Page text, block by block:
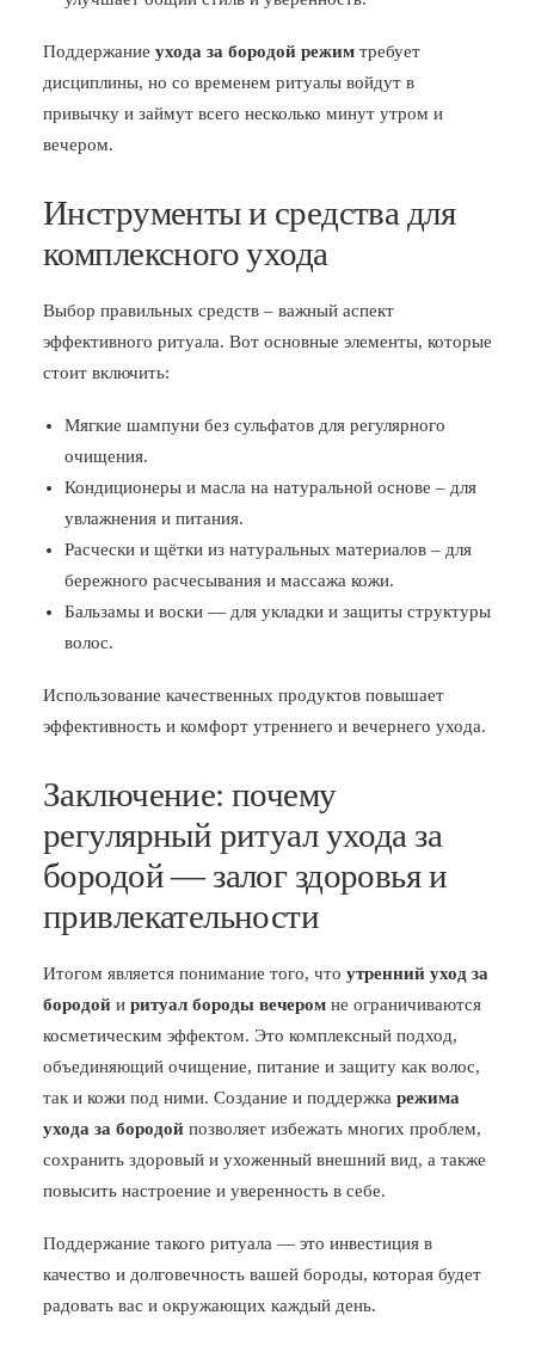
Поддержание ухода за бородой режим требует
дисциплины, но со временем ритуалы войдут в
привычку и займут всего несколько минут утром и
вечером.
Инструменты и средства для
комплексного ухода
Выбор правильных средств – важный аспект
эффективного ритуала. Вот основные элементы, которые
стоит включить:
Мягкие шампуни без сульфатов для регулярного
очищения.
Кондиционеры и масла на натуральной основе – для
увлажнения и питания.
Расчески и щётки из натуральных материалов – для
бережного расчесывания и массажа кожи.
Бальзамы и воски — для укладки и защиты структуры
волос.
Использование качественных продуктов повышает
эффективность и комфорт утреннего и вечернего ухода.
Заключение: почему
регулярный ритуал ухода за
бородой — залог здоровья и
привлекательности
Итогом является понимание того, что утренний уход за
бородой и ритуал бороды вечером не ограничиваются
косметическим эффектом. Это комплексный подход,
объединяющий очищение, питание и защиту как волос,
так и кожи под ними. Создание и поддержка режима
ухода за бородой позволяет избежать многих проблем,
сохранить здоровый и ухоженный внешний вид, а также
повысить настроение и уверенность в себе.
Поддержание такого ритуала — это инвестиция в
качество и долговечность вашей бороды, которая будет
радовать вас и окружающих каждый день.